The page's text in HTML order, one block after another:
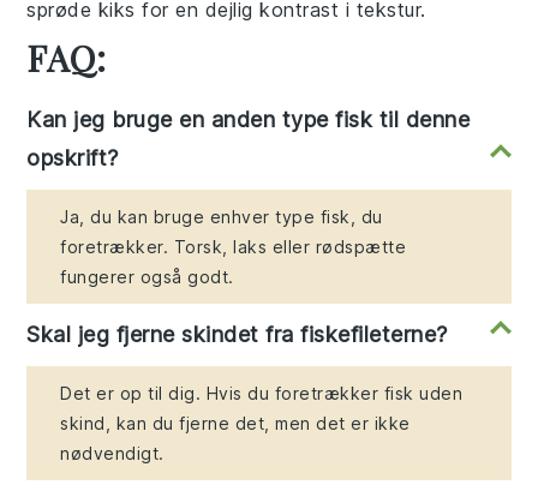
sprøde kiks for en dejlig kontrast i tekstur.
FAQ:
Kan jeg bruge en anden type fisk til denne
opskrift?
Ja, du kan bruge enhver type fisk, du
foretrækker. Torsk, laks eller rødspætte
fungerer også godt.
Skal jeg fjerne skindet fra fiskefileterne?
Det er op til dig. Hvis du foretrækker fisk uden
skind, kan du fjerne det, men det er ikke
nødvendigt.